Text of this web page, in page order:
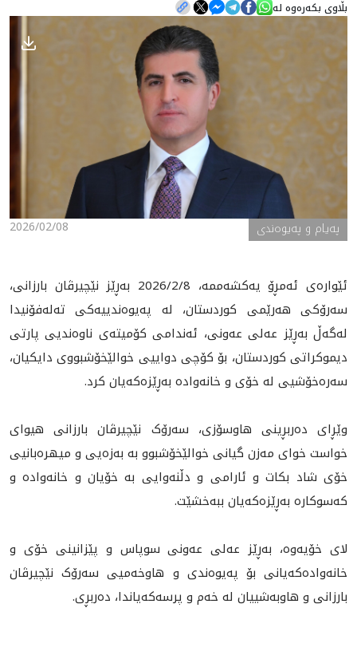
هه‌واڵ
گەلەری
بڵاوی بکەرەوە لە
2026/02/08 پەیام و پەیوەندی
ئێواره‌ى ئەمڕۆ یەکشەممە، 2026/2/8 بەڕێز نێچیرڤان بارزانی،
سەرۆکی هەرێمی کوردستان، له‌ په‌يوه‌ندييه‌كى ته‌له‌فۆنيدا
له‌گه‌ڵ به‌ڕێز عه‌لى عه‌ونى، ئه‌ندامى كۆميته‌ى ناوه‌نديى پارتى
ديموكراتى كوردستان، بۆ كۆچى دواييى خوالێخۆشبووى دايكيان،
سه‌ره‌خۆشيى له‌ خۆى و خانه‌واده‌ به‌ڕێزه‌كه‌يان كرد.
وێڕای دەربڕینی هاوسۆزی، سەرۆک نێچیرڤان بارزانی هیوای
خواست خوای مەزن گیانی خوالێخۆشبوو بە بەزەیی و میهرەبانیی
خۆی شاد بکات و ئارامی و دڵنەوایی بە خۆيان و خانەواده و
کەسوکارە بەڕێزەکەیان ببەخشێت.
لای خۆیەوە، بەڕێز عەلی عەونی سوپاس و پێزانینی خۆی و
خانەوادەکەیانی بۆ پەیوەندی و هاوخەمیی سەرۆک نێچیرڤان
بارزانی و هاوبه‌شييان لە خەم و پرسەکەیاندا، دەربڕی.